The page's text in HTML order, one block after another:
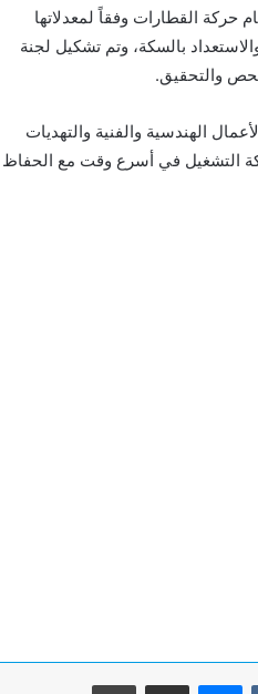
حركة القطارات وفقاً لمعدلاتها
بالسكة، وتم تشكيل لجنة
والتحقيق.
الهندسية والفنية والتهديات
التشغيل في أسرع وقت مع الحفاظ
‏VKontakte ماسنجر مشاركة عبر البريد طباعة
بطلات مصر ببلوغ قبل نهائي